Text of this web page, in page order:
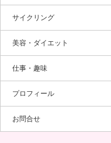
サイクリング
美容・ダイエット
仕事・趣味
プロフィール
お問合せ